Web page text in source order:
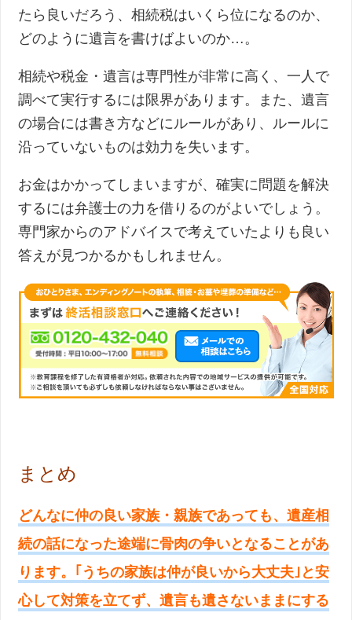
たら良いだろう、相続税はいくら位になるのか、
どのように遺言を書けばよいのか…。
相続や税金・遺言は専門性が非常に高く、一人で
調べて実行するには限界があります。また、遺言
の場合には書き方などにルールがあり、ルールに
沿っていないものは効力を失います。
お金はかかってしまいますが、確実に問題を解決
するには弁護士の力を借りるのがよいでしょう。
専門家からのアドバイスで考えていたよりも良い
答えが見つかるかもしれません。
まとめ
どんなに仲の良い家族・親族であっても、遺産相
続の話になった途端に骨肉の争いとなることがあ
ります。｢うちの家族は仲が良いから大丈夫｣と安
心して対策を立てず、遺言も遺さないままにする